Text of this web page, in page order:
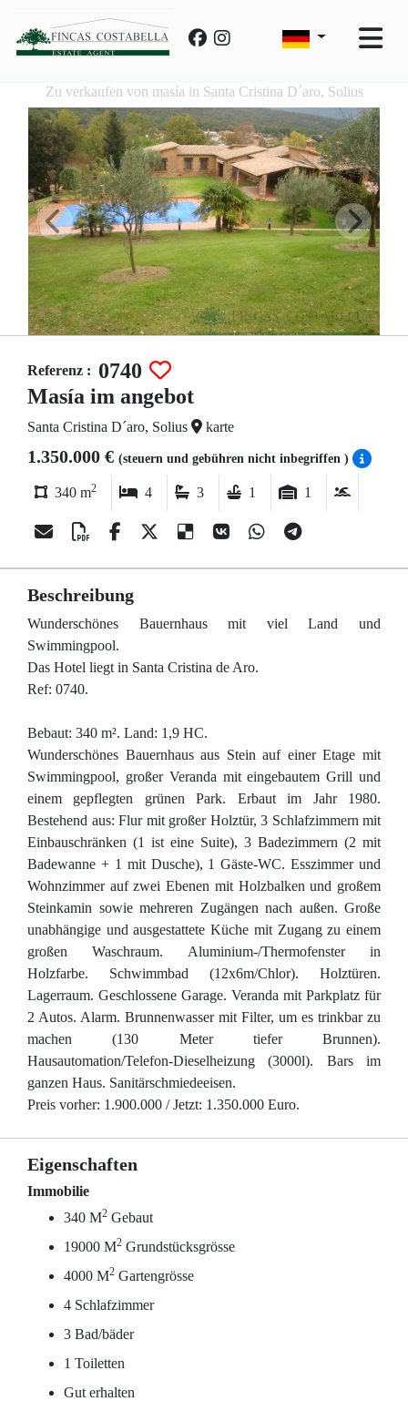
Zu verkaufen von masía in Santa Cristina D´aro, Solius
Referenz : 0740
Masía im angebot
Santa Cristina D´aro, Solius karte
1.350.000 € (steuern und gebühren nicht inbegriffen )
340 m2 4 3 1 1
Beschreibung
Wunderschönes Bauernhaus mit viel Land und
Swimmingpool.
Das Hotel liegt in Santa Cristina de Aro.
Ref: 0740.
Bebaut: 340 m². Land: 1,9 HC.
Wunderschönes Bauernhaus aus Stein auf einer Etage mit
Swimmingpool, großer Veranda mit eingebautem Grill und
einem gepflegten grünen Park. Erbaut im Jahr 1980.
Bestehend aus: Flur mit großer Holztür, 3 Schlafzimmern mit
Einbauschränken (1 ist eine Suite), 3 Badezimmern (2 mit
Badewanne + 1 mit Dusche), 1 Gäste-WC. Esszimmer und
Wohnzimmer auf zwei Ebenen mit Holzbalken und großem
Steinkamin sowie mehreren Zugängen nach außen. Große
unabhängige und ausgestattete Küche mit Zugang zu einem
großen Waschraum. Aluminium-/Thermofenster in
Holzfarbe. Schwimmbad (12x6m/Chlor). Holztüren.
Lagerraum. Geschlossene Garage. Veranda mit Parkplatz für
2 Autos. Alarm. Brunnenwasser mit Filter, um es trinkbar zu
machen (130 Meter tiefer Brunnen).
Hausautomation/Telefon-Dieselheizung (3000l). Bars im
ganzen Haus. Sanitärschmiedeeisen.
Preis vorher: 1.900.000 / Jetzt: 1.350.000 Euro.
Eigenschaften
Immobilie
340 M2 Gebaut
19000 M2 Grundstücksgrösse
4000 M2 Gartengrösse
4 Schlafzimmer
3 Bad/bäder
1 Toiletten
Gut erhalten